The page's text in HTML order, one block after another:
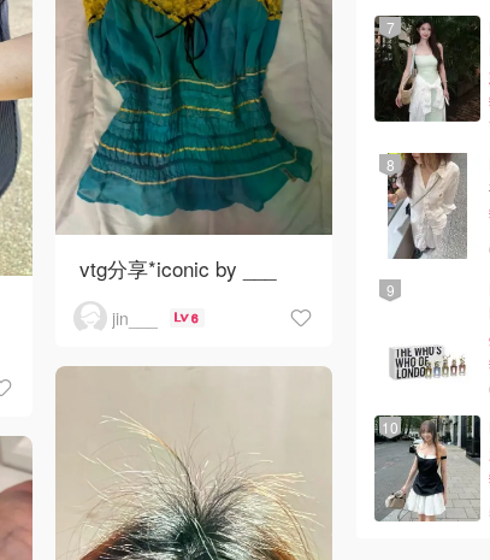
vtg分享*iconic by ___
jin___ 6